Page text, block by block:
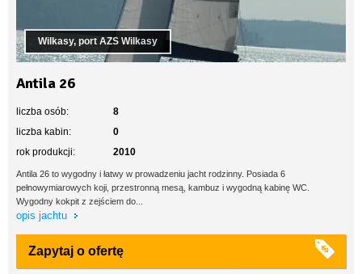
Wilkasy, port AZS Wilkasy
Antila 26
liczba osób:
8
liczba kabin:
0
rok produkcji:
2010
Antila 26 to wygodny i łatwy w prowadzeniu jacht rodzinny. Posiada 6
pełnowymiarowych koji, przestronną mesą, kambuz i wygodną kabinę WC.
Wygodny kokpit z zejściem do...
opis jachtu
Zapytaj o ofertę